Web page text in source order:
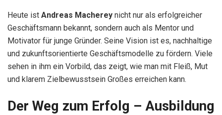
Heute ist Andreas Macherey nicht nur als erfolgreicher
Geschäftsmann bekannt, sondern auch als Mentor und
Motivator für junge Gründer. Seine Vision ist es, nachhaltige
und zukunftsorientierte Geschäftsmodelle zu fördern. Viele
sehen in ihm ein Vorbild, das zeigt, wie man mit Fleiß, Mut
und klarem Zielbewusstsein Großes erreichen kann.
Der Weg zum Erfolg – Ausbildung